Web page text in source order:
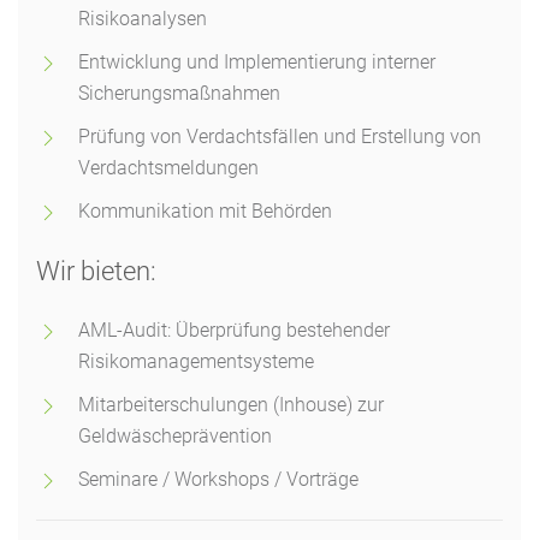
Risikoanalysen
Entwicklung und Implementierung interner
Sicherungsmaßnahmen
Prüfung von Verdachtsfällen und Erstellung von
Verdachtsmeldungen
Kommunikation mit Behörden
Wir bieten:
AML-Audit: Überprüfung bestehender
Risikomanagementsysteme
Mitarbeiterschulungen (Inhouse) zur
Geldwäscheprävention
Seminare / Workshops / Vorträge